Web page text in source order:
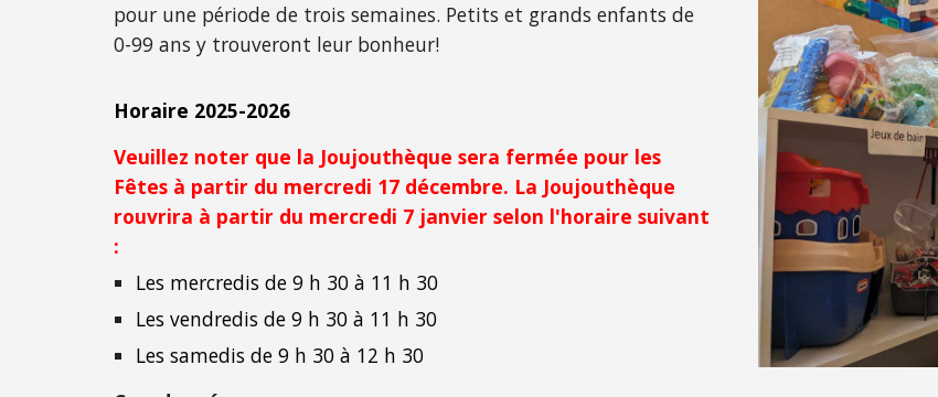
pour une période de trois semaines. Petits et grands enfants de
0-99 ans y trouveront leur bonheur!
Horaire 2025-2026
Veuillez noter que la Joujouthèque sera fermée pour les
Fêtes à partir du mercredi 17 décembre. La Joujouthèque
rouvrira à partir du mercredi 7 janvier selon l'horaire suivant
:
Les mercredis de 9h 30 à 11 h 30
Les vendredis de 9 h 30 à 11 h 30
Les samedis de 9 h 30 à 12 h 30